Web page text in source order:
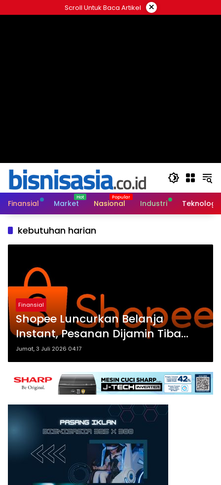
ke
Scroll Untuk Baca Artikel ×
Finansial Market Nasional Industri Teknologi
kebutuhan harian
Finansial
Shopee Luncurkan Belanja
Instant, Pesanan Dijamin Tiba
dalam 1 Jam
Jumat, 3 Juli 2026 04:17